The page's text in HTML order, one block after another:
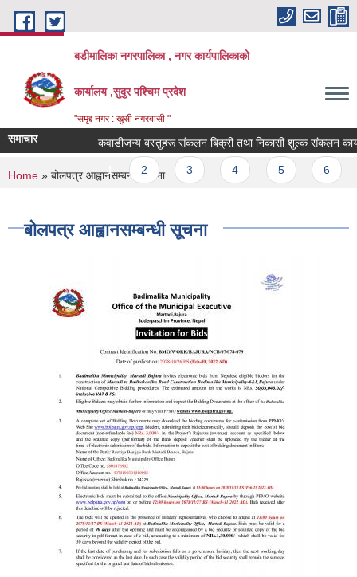
Skip to main content
बडीमालिका नगरपालिका , नगर कार्यपालिकाको
कार्यालय ,सुदुर पश्चिम प्रदेश
"समृद्द नगर : खुसी नगरबासी "
समाचार कवाडीजन्य बस्तुहरू संकलन बिक्री तथा निकासी शुल्क संकलन कार्यकाे
Pages
1 2
You are here
Home » बोलपत्र आह्वानसम्बन्धी सूचना
बोलपत्र आह्वानसम्बन्धी सूचना